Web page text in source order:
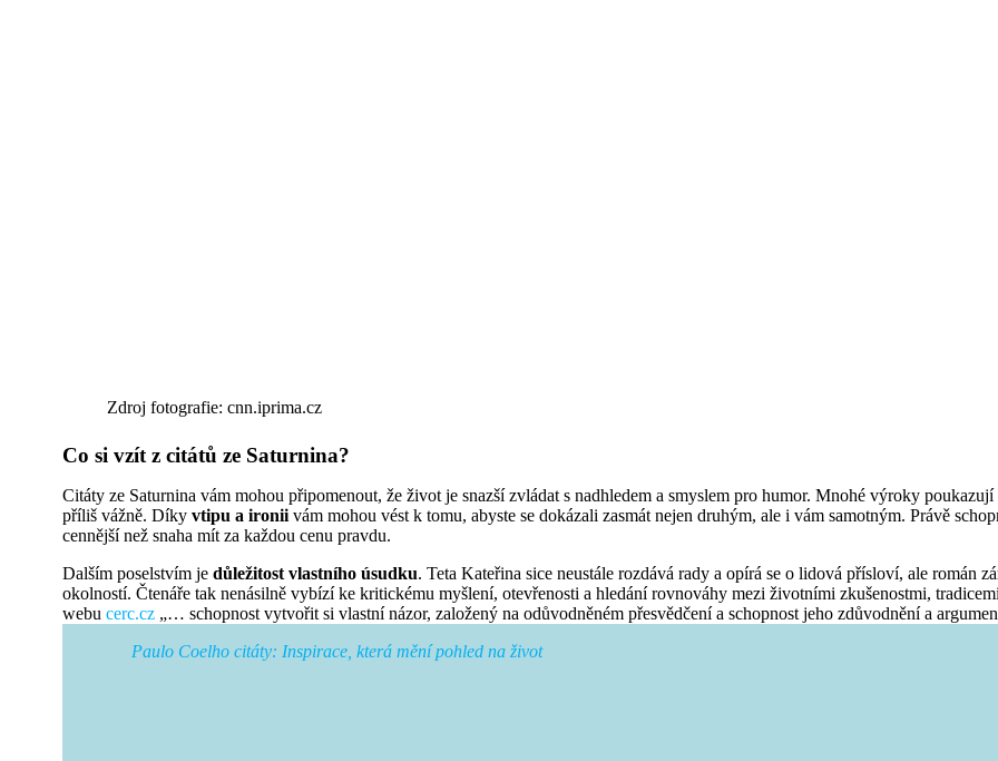
Zdroj fotografie: cnn.iprima.cz
Co si vzít z citátů ze Saturnina?
Citáty ze Saturnina vám mohou připomenout, že život je snazší zvládat s nadhledem a smyslem pro humor. Mnohé výroky
příliš vážně. Díky vtipu a ironii vám mohou vést k tomu, abyste se dokázali zasmát nejen druhým, ale i vám samotným. Právě
cennější než snaha mít za každou cenu pravdu.
Dalším poselstvím je důležitost vlastního úsudku. Teta Kateřina sice neustále rozdává rady a opírá se o lidová přísloví, ale román
okolností. Čtenáře tak nenásilně vybízí ke kritickému myšlení, otevřenosti a hledání rovnováhy mezi životními zkušenostmi,
webu cerc.cz „… schopnost vytvořit si vlastní názor, založený na odůvodněném přesvědčení a schopnost jeho zdůvodnění a
Paulo Coelho citáty: Inspirace, která mění pohled na život